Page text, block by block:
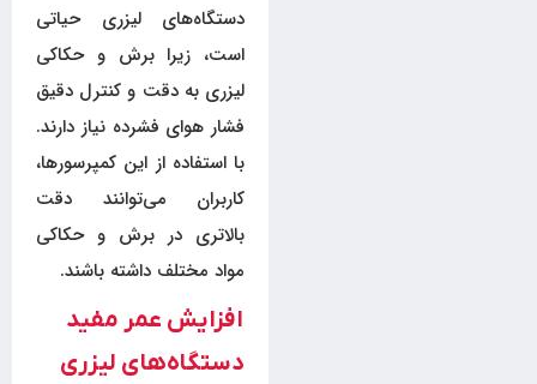
دستگاه‌های لیزری حیاتی
است، زیرا برش و حکاکی
لیزری به دقت و کنترل دقیق
فشار هوای فشرده نیاز دارند.
با استفاده از این کمپرسورها،
کاربران می‌توانند دقت
بالاتری در برش و حکاکی
مواد مختلف داشته باشند.
افزایش عمر مفید
دستگاه‌های لیزری